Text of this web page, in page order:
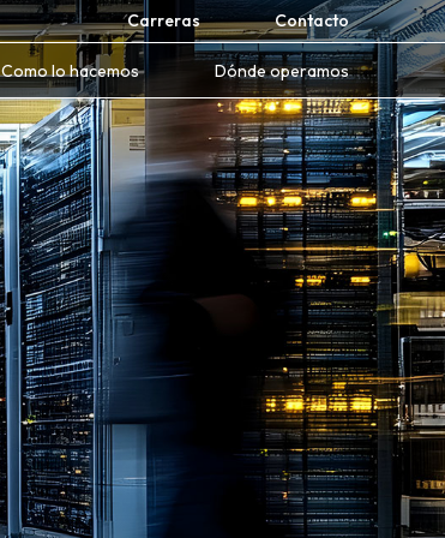
Carreras Contacto
Como lo hacemos Dónde operamos